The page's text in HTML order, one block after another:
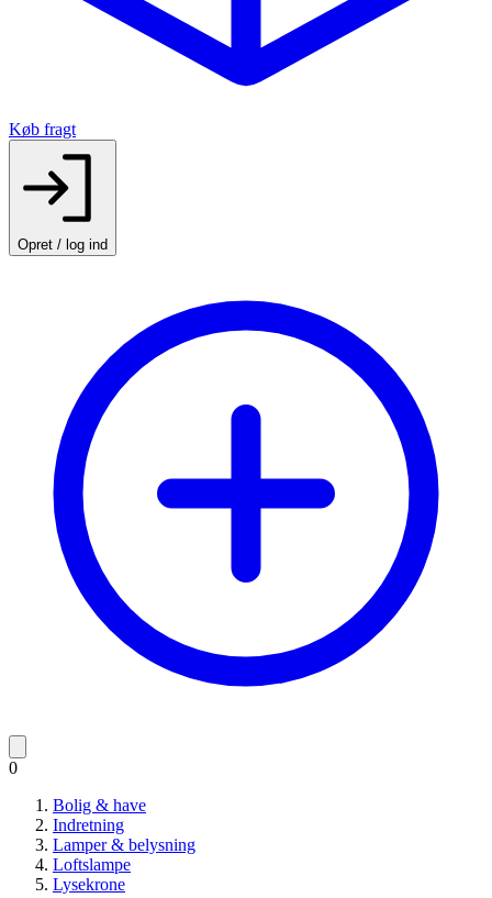
Køb fragt
Opret / log ind
0
Bolig & have
Indretning
Lamper & belysning
Loftslampe
Lysekrone